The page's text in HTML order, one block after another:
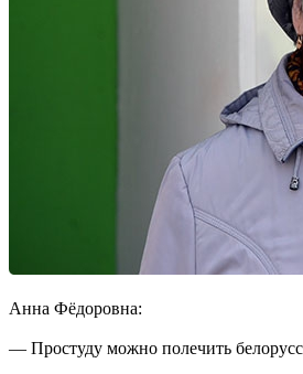
Анна Фёдоровна:
— Простуду можно полечить